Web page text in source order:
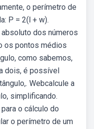
o perímetro de
P = 2(l + w).
dos números
os pontos médios
como sabemos,
dois, é possível
Webcalcule a
simplificando.
o cálculo do
o perímetro de um